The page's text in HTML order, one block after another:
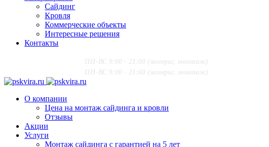
Сайдинг
Кровля
Коммерческие объекты
Интересные решения
Контакты
О компании
Цена на монтаж сайдинга и кровли
Отзывы
Акции
Услуги
Монтаж сайдинга с гарантией на 5 лет